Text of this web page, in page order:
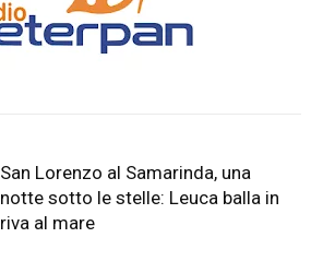
San Lorenzo al Samarinda, una
notte sotto le stelle: Leuca balla in
riva al mare